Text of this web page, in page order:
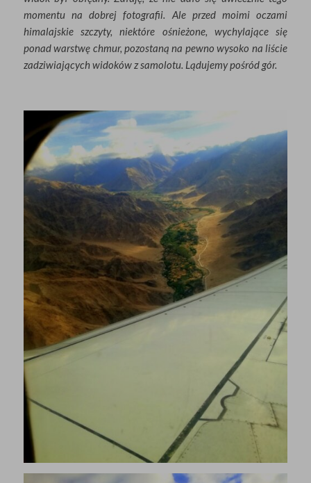
momentu na dobrej fotografii. Ale przed moimi oczami
himalajskie szczyty, niektóre ośnieżone, wychylające się
ponad warstwę chmur, pozostaną na pewno wysoko na liście
zadziwiających widoków z samolotu. Lądujemy pośród gór.